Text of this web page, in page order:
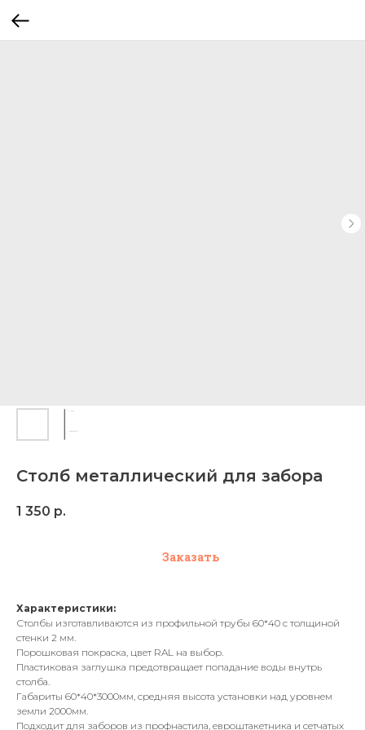
Столб металлический для забора
1 350 р.
Заказать
Характеристики:
Столбы изготавливаются из профильной трубы 60*40 с толщиной
стенки 2 мм.
Порошковая покраска, цвет RAL на выбор.
Пластиковая заглушка предотвращает попадание воды внутрь
столба.
Габариты 60*40*3000мм, средняя высота установки над уровнем
земли 2000мм.
Подходит для заборов из профнастила, евроштакетника и сетчатых